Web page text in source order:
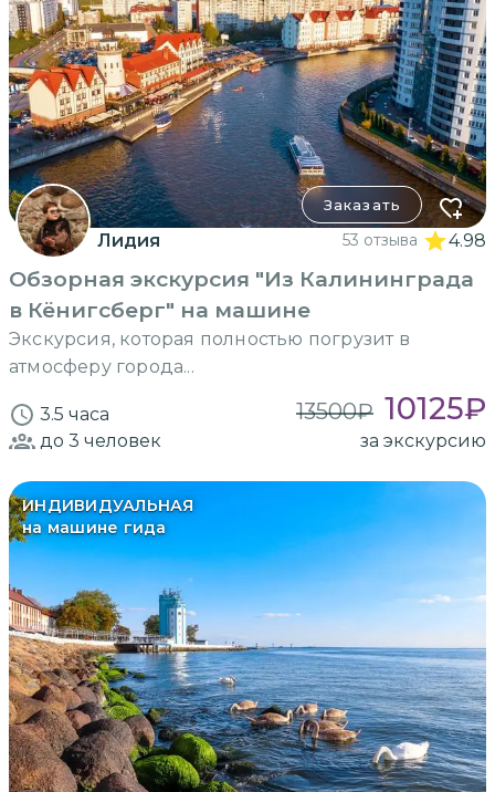
Заказать
Лидия 53 отзыва 4.98
Обзорная экскурсия "Из Калининграда
в Кёнигсберг" на машине
Экскурсия, которая полностью погрузит в
атмосферу города...
3.5 часа 13500₽ 10125₽
до 3 человек за экскурсию
ИНДИВИДУАЛЬНАЯ
на машине гида